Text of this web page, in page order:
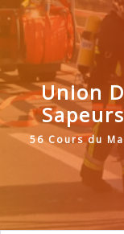
Union
56 Cours du